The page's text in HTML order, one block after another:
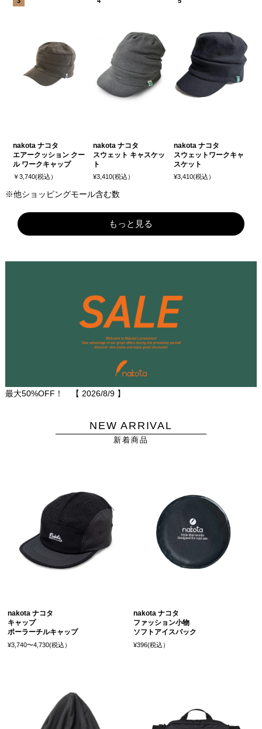
nakota ナコタ
エアークッション クー
ル ワークキャップ
￥3,740(税込）
nakota ナコタ
スウェット キャスケッ
ト
¥3,410(税込）
nakota ナコタ
スウェットワークキャ
スケット
¥3,410(税込）
※他ショッピングモール含む数
もっと見る
最大50%OFF！ 【 2026/8/9】
NEW ARRIVAL
新着商品
nakota ナコタ
キャップ
ポーラーチルキャップ
¥3,740〜4,730(税込）
nakota ナコタ
ファッション小物
ソフトアイスパック
¥396(税込）